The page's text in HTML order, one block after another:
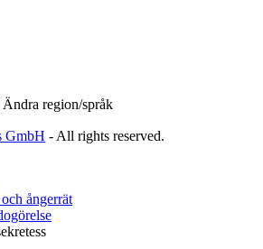
Ändra region/språk
GmbH - All rights reserved.
ångerrät